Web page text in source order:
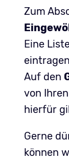
Zum
Eine
Auf den
von
hierfür
Gerne
können